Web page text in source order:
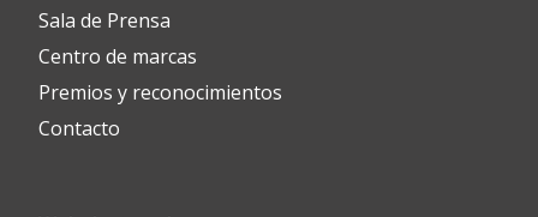
Sala de Prensa
Centro de marcas
Premios y reconocimientos
Contacto